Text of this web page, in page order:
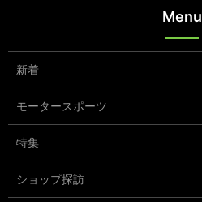
Menu
新着
モータースポーツ
特集
ショップ探訪